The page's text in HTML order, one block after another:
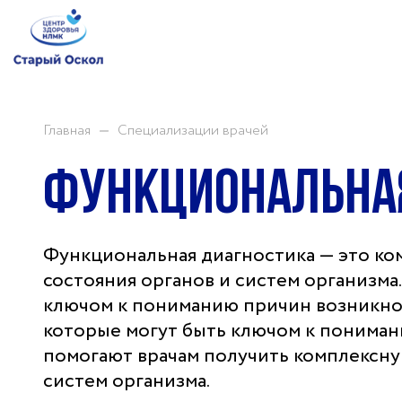
Врачи
Анализы
Акции
Пациентам
Филиал Центра здоровья
Осколе
Адрес
Главная Специализации врачей
Функциональная диагностика — это
состояния органов и систем
ключом к пониманию причин
которые могут быть ключом к
помогают врачам получить
систем организма.